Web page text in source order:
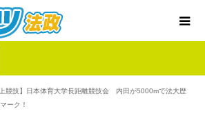
上競技】日本体育大学長距離競技会 内田が5000mで法大歴
ーク！